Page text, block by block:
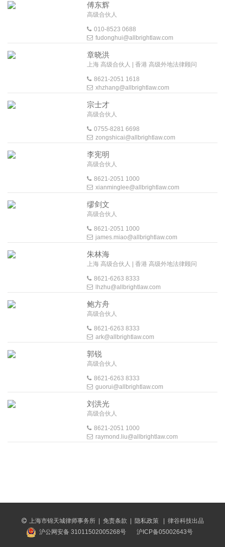
傅东辉
高级合伙人
010-8523 0688
fudonghui@allbrightlaw.com
章晓洪
上海 高级合伙人 | 香港 高级外地法律顾问
8621-2051 1618
xhzhang@allbrightlaw.com
宗士才
高级合伙人
0755-8281 6698
zongshicai@allbrightlaw.com
李宪明
高级合伙人
8621-2051 1000
xianminglee@allbrightlaw.com
缪剑文
高级合伙人
8621-2051 1000
james.miao@allbrightlaw.com
朱林海
上海 高级合伙人 | 香港 高级外地法律顾问
8621-6263 8333
lhzhu@allbrightlaw.com
鲍方舟
高级合伙人
8621-6263 8333
ark@allbrightlaw.com
郭锐
高级合伙人
8621-6263 8333
guorui@allbrightlaw.com
刘洪光
高级合伙人
8621-2051 1000
raymond.liu@allbrightlaw.com
上海市锦天城律师事务所 免责条款 隐私政策
律谷科技出品
沪公网安备 31011502005268号
沪ICP备05002643号